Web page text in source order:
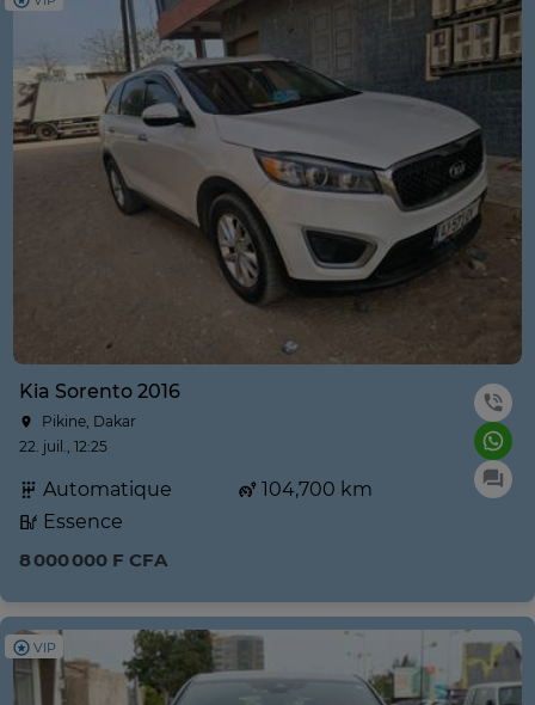
Kia Sorento 2016
Pikine, Dakar
22. juil., 12:25
Automatique
104,700 km
Essence
8 000 000 F CFA
VIP